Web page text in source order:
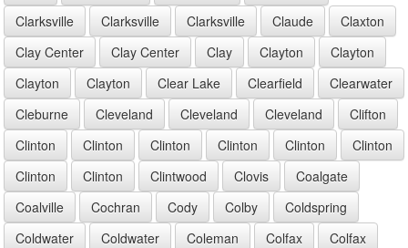
Clarksville
Clarksville Clarksville Claude
Claxton
Clay Center
Clay Center Clay Clayton
Clayton
Clayton
Clayton Clear Lake Clearfield
Clearwater
Cleburne
Cleveland Cleveland Cleveland
Clifton
Clinton
Clinton Clinton Clinton Clinton
Clinton
Clinton
Clinton Clintwood Clovis
Coalgate
Coalville
Cochran Cody Colby
Coldspring
Coldwater
Coldwater Coleman Colfax
Colfax